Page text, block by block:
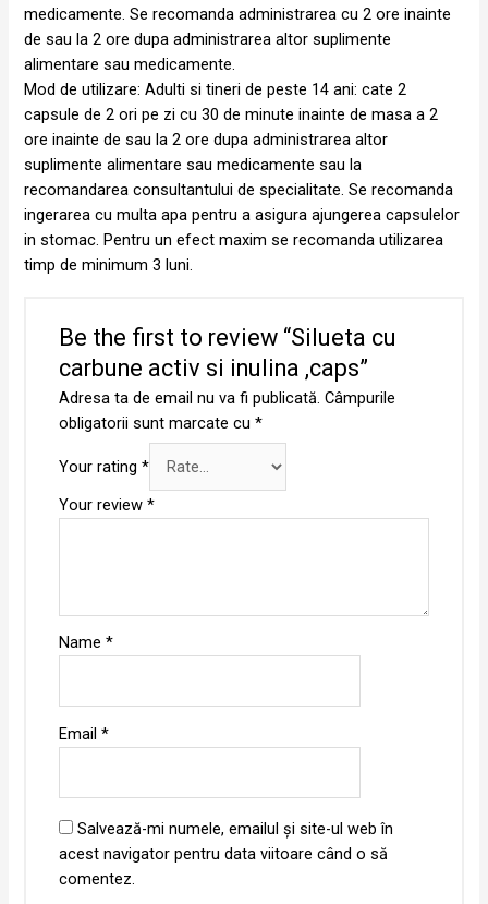
medicamente. Se recomanda administrarea cu 2 ore inainte
de sau la 2 ore dupa administrarea altor suplimente
alimentare sau medicamente.
Mod de utilizare: Adulti si tineri de peste 14 ani: cate 2
capsule de 2 ori pe zi cu 30 de minute inainte de masa a 2
ore inainte de sau la 2 ore dupa administrarea altor
suplimente alimentare sau medicamente sau la
recomandarea consultantului de specialitate. Se recomanda
ingerarea cu multa apa pentru a asigura ajungerea capsulelor
in stomac. Pentru un efect maxim se recomanda utilizarea
timp de minimum 3 luni.
Be the first to review “Silueta cu
carbune activ si inulina ,caps”
Adresa ta de email nu va fi publicată. Câmpurile
obligatorii sunt marcate cu *
Your rating *
Your review *
Name *
Email *
Salvează-mi numele, emailul și site-ul web în
acest navigator pentru data viitoare când o să
comentez.